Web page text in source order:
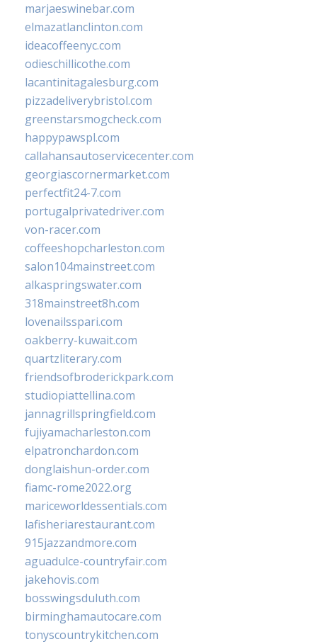
marjaeswinebar.com
elmazatlanclinton.com
ideacoffeenyc.com
odieschillicothe.com
lacantinitagalesburg.com
pizzadeliverybristol.com
greenstarsmogcheck.com
happypawspl.com
callahansautoservicecenter.com
georgiascornermarket.com
perfectfit24-7.com
portugalprivatedriver.com
von-racer.com
coffeeshopcharleston.com
salon104mainstreet.com
alkaspringswater.com
318mainstreet8h.com
lovenailsspari.com
oakberry-kuwait.com
quartzliterary.com
friendsofbroderickpark.com
studiopiattellina.com
jannagrillspringfield.com
fujiyamacharleston.com
elpatronchardon.com
donglaishun-order.com
fiamc-rome2022.org
mariceworldessentials.com
lafisheriarestaurant.com
915jazzandmore.com
aguadulce-countryfair.com
jakehovis.com
bosswingsduluth.com
birminghamautocare.com
tonyscountrykitchen.com